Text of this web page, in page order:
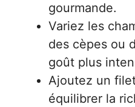
gourmande.
Variez les
des cèpes ou
goût plus
Ajoutez un
équilibrer la